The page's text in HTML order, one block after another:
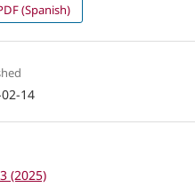
(Spanish)
14
(2025)